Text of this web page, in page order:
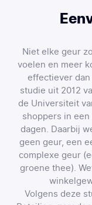
Niet elke geur
voelen en meer
effectiever dan
studie uit 2012
de Universiteit
shoppers in
dagen. Daarbij
geen geur, een
complexe geur
groene thee).
Volgens deze